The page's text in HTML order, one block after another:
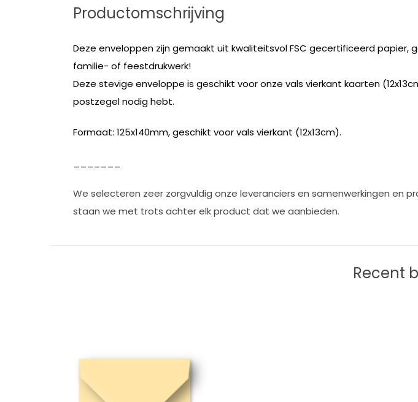
Productomschrijving
Deze enveloppen zijn gemaakt uit kwaliteitsvol FSC gecertificeerd
familie- of feestdrukwerk!
Deze stevige enveloppe is geschikt voor onze vals vierkant kaarten
postzegel nodig hebt.
Formaat: 125x140mm, geschikt voor vals vierkant (12x13cm).
We selecteren zeer zorgvuldig onze leveranciers en samenwerkingen en
staan we met trots achter elk product dat we aanbieden.
Recent